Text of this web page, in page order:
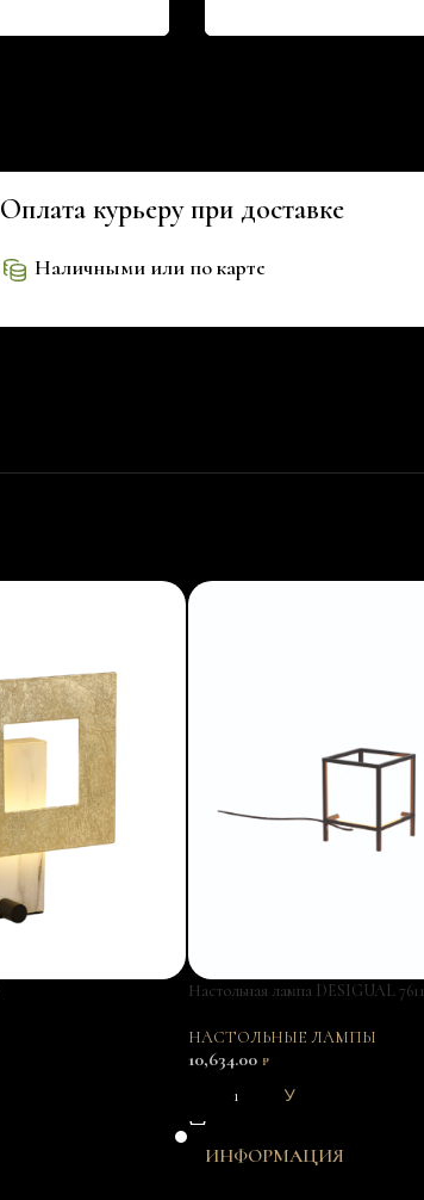
Оплата курьеру при доставке
Наличными или по карте
Настольная лампа DESIGUAL 7611
НАСТОЛЬНЫЕ ЛАМПЫ
10,634.00 ₽
В КОРЗИНУ
ИНФОРМАЦИЯ